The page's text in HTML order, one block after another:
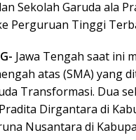
Sekolah Garuda ala
Perguruan Tinggi
Jawa Tengah saat ini
atas (SMA) yang
Transformasi. Dua
Dirgantara di
Nusantara di